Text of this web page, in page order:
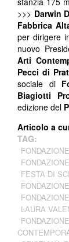
>>> Darwin
Fabbrica
per dirigere
nuovo
Arti
Pecci di
sociale di
Biagiotti
edizione del
Articolo a
TAG:
FESTA DI
LAURA